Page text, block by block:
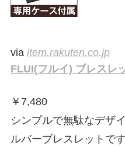
via item.rakuten.co.jp
FLUI(フルイ) ブレスレ
￥ 7,480
シンプルで無駄なデザ
ルバーブレスレットです